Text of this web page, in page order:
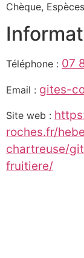
Chèque,
Téléphone : 07
Email : gites-
Site web :
roches.fr/
chartreuse/
fruitiere/